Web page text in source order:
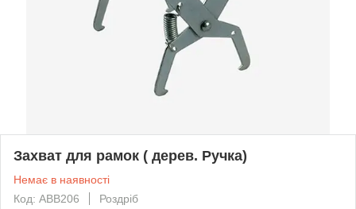
Захват для рамок ( дерев. Ручка)
Немає в наявності
Код: АВВ206
Роздріб